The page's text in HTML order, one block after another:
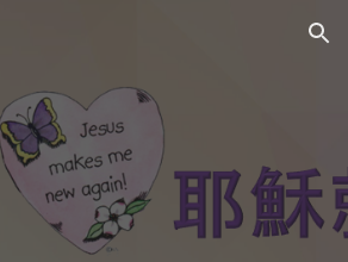
Skip to navigation